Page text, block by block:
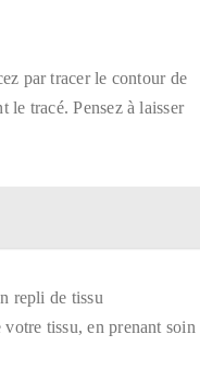
par tracer le contour de
le tracé. Pensez à laisser
repli de tissu
tissu, en prenant soin